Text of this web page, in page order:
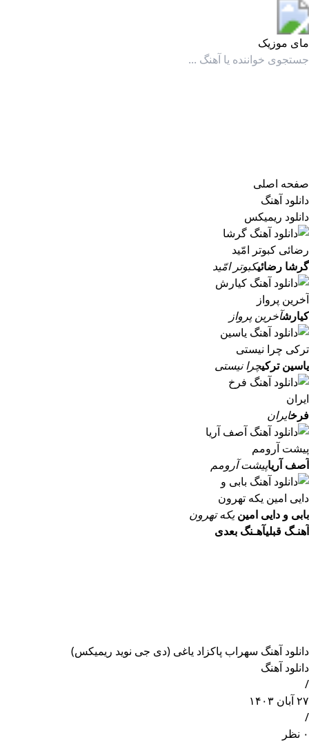
مای موزیک
صفحه اصلی
دانلود آهنگ
دانلود ریمیکس
گرشا رضائیکبوتر امّید
کیارشآخرین پرواز
یاسین ترکیچرا نیستی
فرخایران
آصف آریاپیشت آرومم
بابی و دایی امینیکه تهرون
آهنـگ قبلیآهـنگ بعدی
دانلود آهنگ سهراب پاکزاد یاغی (دی جی نوید ریمیکس)
دانلود آهنگ
/
۲۷ آبان ۱۴۰۳
/
۰ نظر